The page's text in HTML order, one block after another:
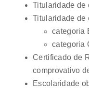
Titularidade de
Titularidade de
categoria
categoria
Certificado de
comprovativo
Escolaridade